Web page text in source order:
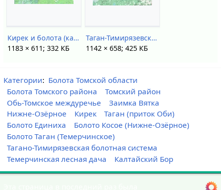
Кирек и болота (карта НСО).jpg
1183 × 611; 332 КБ
Таган-Тимирязевские болота.jpg
1142 × 658; 425 КБ
Категории: Болота Томской области
Болота Томского района
Томский район
Обь-Томское междуречье
Заимка Вятка
Нижне-Озёрное
Кирек
Таган (приток Оби)
Болото Единиха
Болото Косое (Нижне-Озёрное)
Болото Таган (Темерчинское)
Тагано-Тимирязевская болотная система
Темерчинская лесная дача
Калтайский Бор